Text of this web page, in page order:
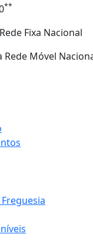
**
Fixa Nacional
Móvel